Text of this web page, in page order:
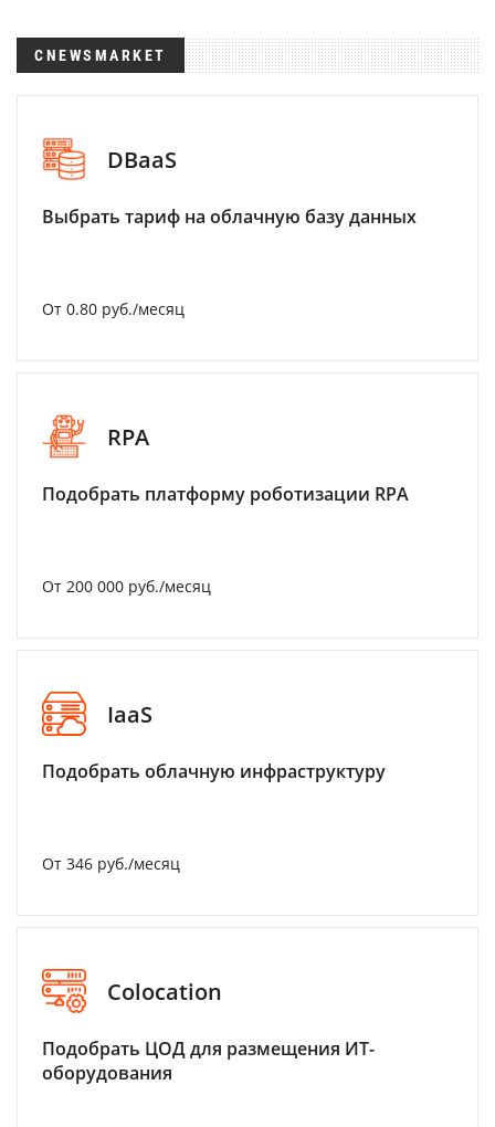
CNEWSMARKET
DBaaS
Выбрать тариф на облачную базу данных
От 0.80 руб./месяц
RPA
Подобрать платформу роботизации RPA
От 200 000 руб./месяц
IaaS
Подобрать облачную инфраструктуру
От 346 руб./месяц
Colocation
Подобрать ЦОД для размещения ИТ-
оборудования